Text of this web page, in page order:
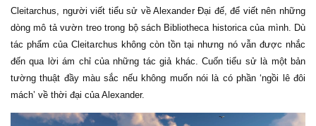
Cleitarchus, người viết tiểu sử về Alexander Đại đế, để viết nên những
dòng mô tả vườn treo trong bộ sách Bibliotheca historica của mình. Dù
tác phẩm của Cleitarchus không còn tồn tại nhưng nó vẫn được nhắc
đến qua lời ám chỉ của những tác giả khác. Cuốn tiểu sử là một bản
tường thuật đầy màu sắc nếu không muốn nói là có phần ‘ngồi lê đôi
mách’ về thời đại của Alexander.